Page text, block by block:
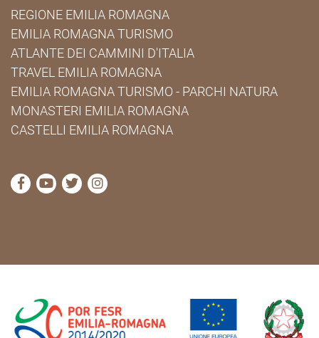
REGIONE EMILIA ROMAGNA
EMILIA ROMAGNA TURISMO
ATLANTE DEI CAMMINI D'ITALIA
TRAVEL EMILIA ROMAGNA
EMILIA ROMAGNA TURISMO - PARCHI NATURA
MONASTERI EMILIA ROMAGNA
CASTELLI EMILIA ROMAGNA
visita la pagina Facebook di Cammini Emilia-
visita la pagina YouTube di Cammini Emilia-
visita la pagina Twitter di Cammini Emilia-
visita la pagina Instagram di Cammini